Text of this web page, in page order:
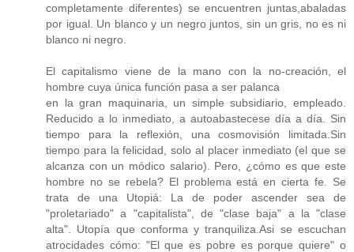
completamente diferentes) se encuentren juntas,abaladas
por igual. Un blanco y un negro juntos, sin un gris, no es ni
blanco ni negro.
El capitalismo viene de la mano con la no-creación, el
hombre cuya única función pasa a ser palanca
en la gran maquinaria, un simple subsidiario, empleado.
Reducido a lo inmediato, a autoabastecese día a día. Sin
tiempo para la reflexión, una cosmovisión limitada.Sin
tiempo para la felicidad, solo al placer inmediato (el que se
alcanza con un módico salario). Pero, ¿cómo es que este
hombre no se rebela? El problema está en cierta fe. Se
trata de una Utopiá: La de poder ascender sea de
"proletariado" a "capitalista", de "clase baja" a la "clase
alta". Utopía que conforma y tranquiliza.Asi se escuchan
atrocidades cómo: "El que es pobre es porque quiere" o